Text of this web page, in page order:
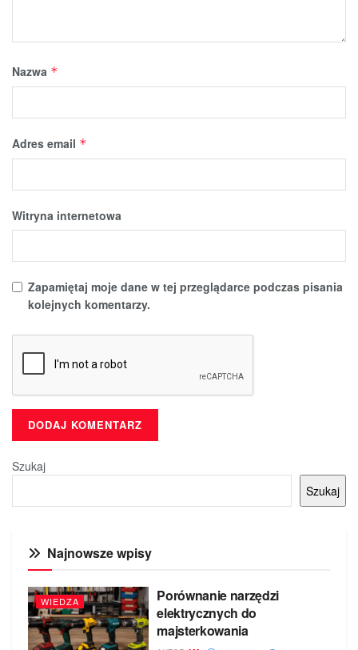
Nazwa *
Adres email *
Witryna internetowa
Zapamiętaj moje dane w tej przeglądarce podczas pisania
kolejnych komentarzy.
Szukaj
Szukaj
Najnowsze wpisy
WIEDZA
Porównanie narzędzi
elektrycznych do
majsterkowania